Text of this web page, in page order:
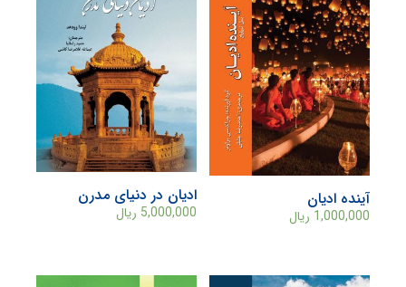
آینده ادیان
1,000,000 ریال
ادیان در دنیای مدرن
5,000,000 ریال